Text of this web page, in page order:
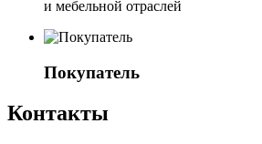
и мебельной отраслей
Покупатель
Контакты